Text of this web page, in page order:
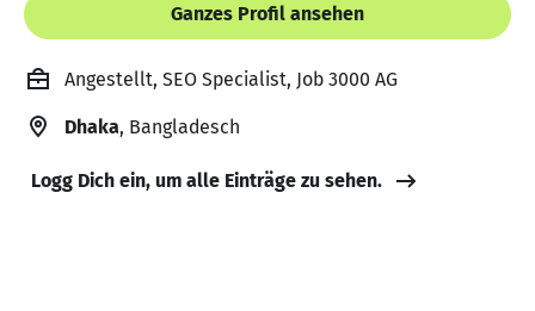
Ganzes Profil ansehen
Angestellt, SEO Specialist, Job 3000 AG
Dhaka, Bangladesch
Logg Dich ein, um alle Einträge zu sehen.